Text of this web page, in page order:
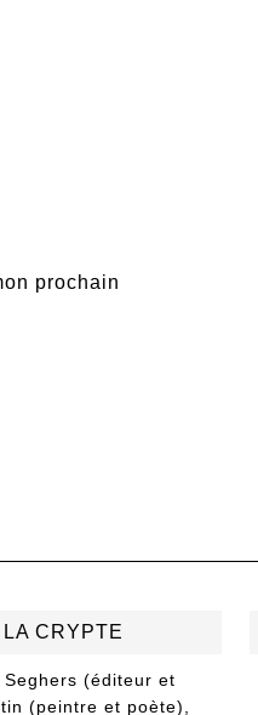
prochain
CRYPTE
(éditeur et
(peintre et poète),